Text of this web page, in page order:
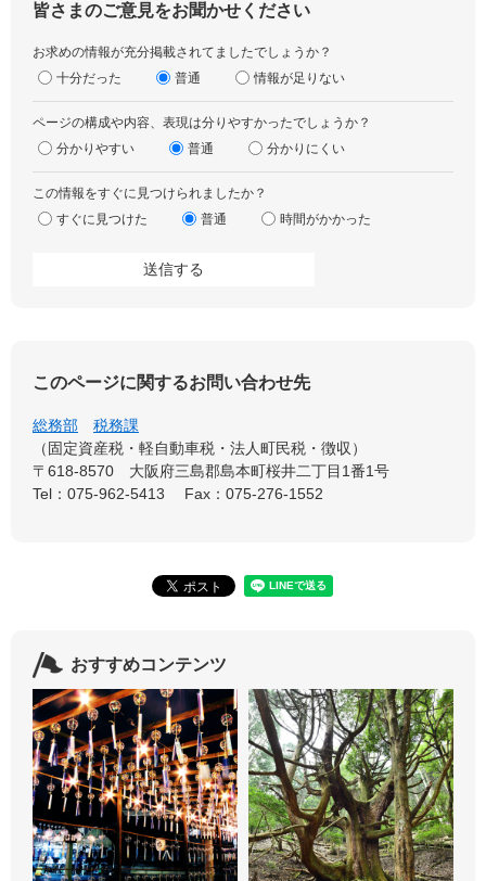
皆さまのご意見をお聞かせください
お求めの情報が充分掲載されてましたでしょうか？
十分だった
普通 情報が足りない
ページの構成や内容、表現は分りやすかったでしょうか？
分かりやすい
普通 分かりにくい
この情報をすぐに見つけられましたか？
すぐに見つけた
普通 時間がかかった
このページに関するお問い合わせ先
総務部
税務課
固定資産税・軽自動車税・法人町民税・徴収
〒618-8570
大阪府三島郡島本町桜井二丁目1番1号
Tel：075-962-5413
Fax：075-276-1552
おすすめコンテンツ